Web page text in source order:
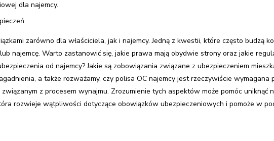
dla najemcy.
zarówno dla właściciela, jak i najemcy. Jedną z kwestii, które często budzą
najemcę. Warto zastanowić się, jakie prawa mają obydwie strony oraz jakie
od najemcy? Jakie są zobowiązania związane z ubezpieczeniem
a także rozważamy, czy polisa OC najemcy jest rzeczywiście wymagana
z procesem wynajmu. Zrozumienie tych aspektów może pomóc uniknąć
rozwieje wątpliwości dotyczące obowiązków ubezpieczeniowych i pomoże w